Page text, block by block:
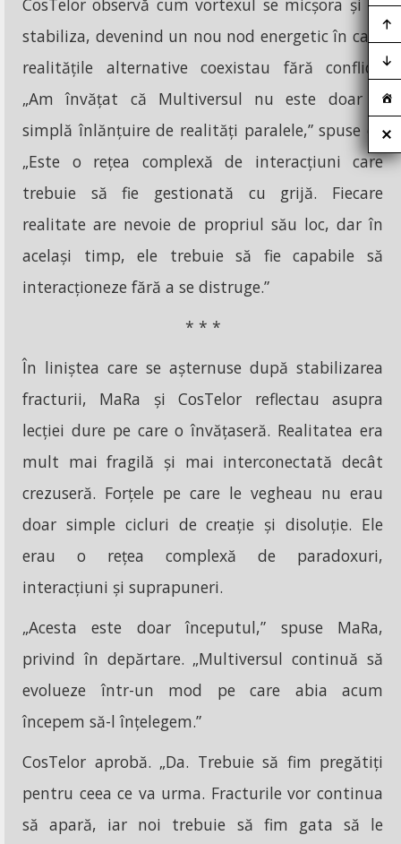
CosTelor observă cum vortexul se micșora și se
stabiliza, devenind un nou nod energetic în care
realitățile alternative coexistau fără conflict.
„Am învățat că Multiversul nu este doar o
simplă înlănțuire de realități paralele,” spuse el.
„Este o rețea complexă de interacțiuni care
trebuie să fie gestionată cu grijă. Fiecare
realitate are nevoie de propriul său loc, dar în
același timp, ele trebuie să fie capabile să
interacționeze fără a se distruge.”
* * *
În liniștea care se așternuse după stabilizarea
fracturii, MaRa și CosTelor reflectau asupra
lecției dure pe care o învățaseră. Realitatea era
mult mai fragilă și mai interconectată decât
crezuseră. Forțele pe care le vegheau nu erau
doar simple cicluri de creație și disoluție. Ele
erau o rețea complexă de paradoxuri,
interacțiuni și suprapuneri.
„Acesta este doar începutul,” spuse MaRa,
privind în depărtare. „Multiversul continuă să
evolueze într-un mod pe care abia acum
începem să-l înțelegem.”
CosTelor aprobă. „Da. Trebuie să fim pregătiți
pentru ceea ce va urma. Fracturile vor continua
să apară, iar noi trebuie să fim gata să le